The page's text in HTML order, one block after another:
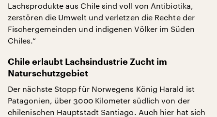
Lachsprodukte aus Chile sind voll von Antibiotika,
zerstören die Umwelt und verletzen die Rechte der
Fischergemeinden und indigenen Völker im Süden
Chiles.“
Chile erlaubt Lachsindustrie Zucht im
Naturschutzgebiet
Der nächste Stopp für Norwegens König Harald ist
Patagonien, über 3000 Kilometer südlich von der
chilenischen Hauptstadt Santiago. Auch hier hat sich